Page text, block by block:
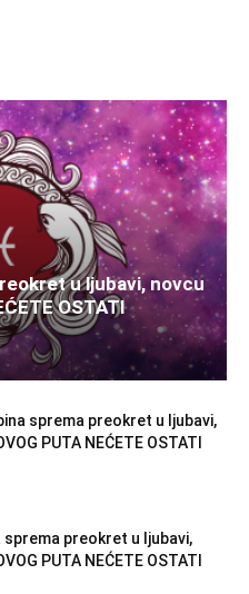
u ljubavi, novcu
OSTATI
sprema preokret u ljubavi,
PUTA NEĆETE OSTATI
sprema preokret u ljubavi,
PUTA NEĆETE OSTATI